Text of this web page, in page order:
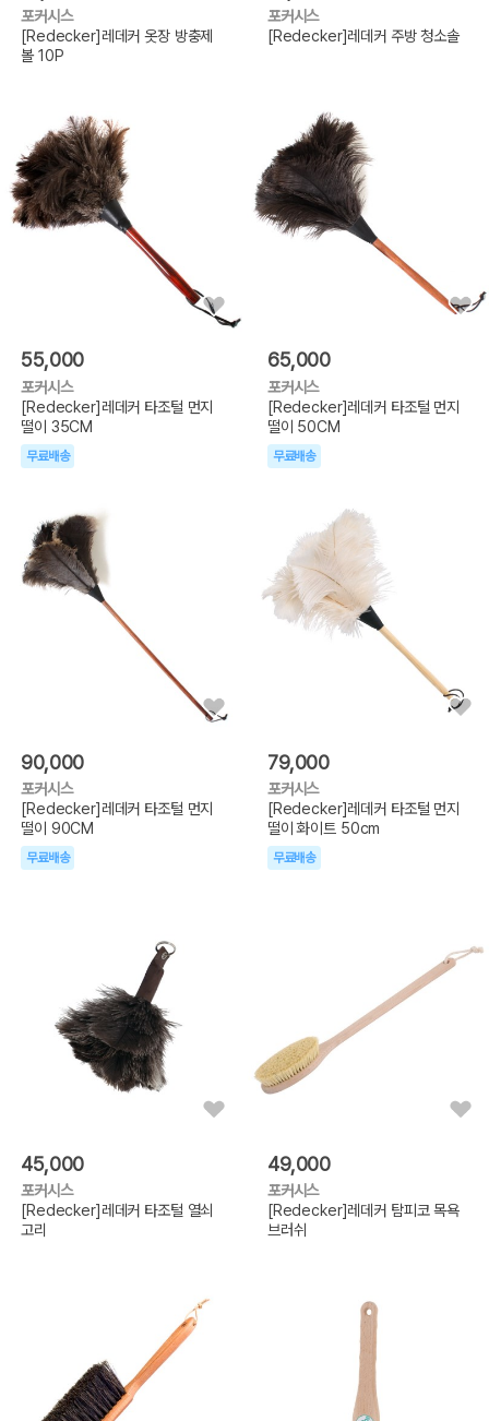
포커시스
[Redecker]레데커 옷장 방충제
볼 10P
포커시스
[Redecker]레데커 주방 청소솔
55,000
포커시스
[Redecker]레데커 타조털 먼지
떨이 35CM
무료배송
65,000
포커시스
[Redecker]레데커 타조털 먼지
떨이 50CM
무료배송
90,000
포커시스
[Redecker]레데커 타조털 먼지
떨이 90CM
무료배송
79,000
포커시스
[Redecker]레데커 타조털 먼지
떨이 화이트 50cm
무료배송
45,000
포커시스
[Redecker]레데커 타조털 열쇠
고리
49,000
포커시스
[Redecker]레데커 탐피코 목욕
브러쉬